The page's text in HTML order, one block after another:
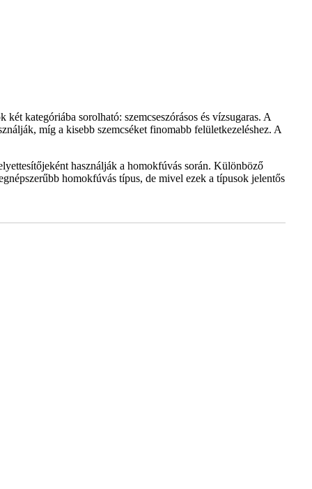
kategóriába sorolható: szemcseszórásos és vízsugaras. A
míg a kisebb szemcséket finomabb felületkezeléshez. A
használják a homokfúvás során. Különböző
homokfúvás típus, de mivel ezek a típusok jelentős